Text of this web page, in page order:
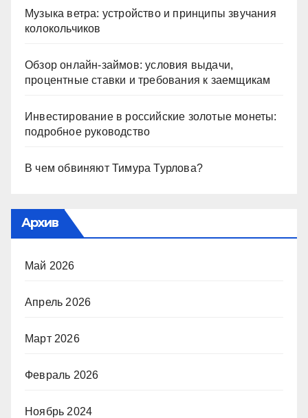
Музыка ветра: устройство и принципы звучания
колокольчиков
Обзор онлайн-займов: условия выдачи,
процентные ставки и требования к заемщикам
Инвестирование в российские золотые монеты:
подробное руководство
В чем обвиняют Тимура Турлова?
Архив
Май 2026
Апрель 2026
Март 2026
Февраль 2026
Ноябрь 2024